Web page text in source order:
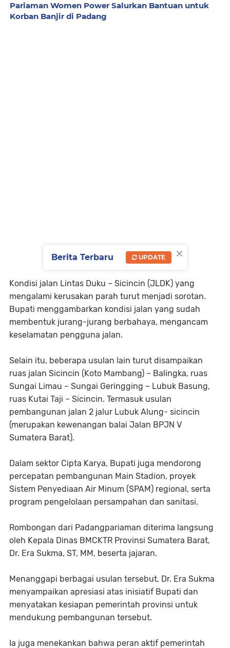
Pariaman Women Power Salurkan Bantuan untuk
Korban Banjir di Padang
Kondisi jalan Lintas Duku – Sicincin (JLDK) yang
mengalami kerusakan parah turut menjadi sorotan.
Bupati menggambarkan kondisi jalan yang sudah
membentuk jurang-jurang berbahaya, mengancam
keselamatan pengguna jalan.
Selain itu, beberapa usulan lain turut disampaikan
ruas jalan Sicincin (Koto Mambang) – Balingka, ruas
Sungai Limau – Sungai Geringging – Lubuk Basung,
ruas Kutai Taji – Sicincin. Termasuk usulan
pembangunan jalan 2 jalur Lubuk Alung- sicincin
(merupakan kewenangan balai Jalan BPJN V
Sumatera Barat).
Dalam sektor Cipta Karya, Bupati juga mendorong
percepatan pembangunan Main Stadion, proyek
Sistem Penyediaan Air Minum (SPAM) regional, serta
program pengelolaan persampahan dan sanitasi.
Rombongan dari Padangpariaman diterima langsung
oleh Kepala Dinas BMCKTR Provinsi Sumatera Barat,
Dr. Era Sukma, ST, MM, beserta jajaran.
Menanggapi berbagai usulan tersebut, Dr. Era Sukma
menyampaikan apresiasi atas inisiatif Bupati dan
menyatakan kesiapan pemerintah provinsi untuk
mendukung pembangunan tersebut.
Ia juga menekankan bahwa peran aktif pemerintah
×
Berita Terbaru UPDATE